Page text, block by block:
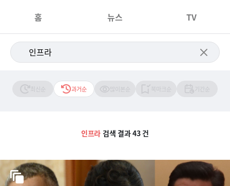
홈 뉴스 TV
과거순
인프라 검색 결과 43 건